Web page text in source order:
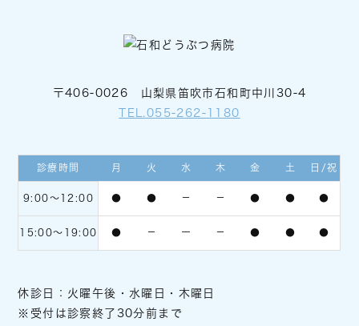
〒406-0026 山梨県笛吹市石和町中川30-4
TEL.055-262-1180
診療時間 月 火 水 木 金 土 日/祝
9:00〜12:00 ● ● － － ● ● ●
15:00～19:00 ● － ー － ● ● ●
休診日：火曜午後・水曜日・木曜日
※受付は診察終了30分前まで